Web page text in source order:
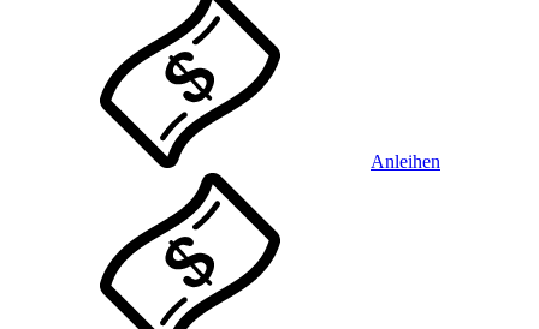
Anleihen